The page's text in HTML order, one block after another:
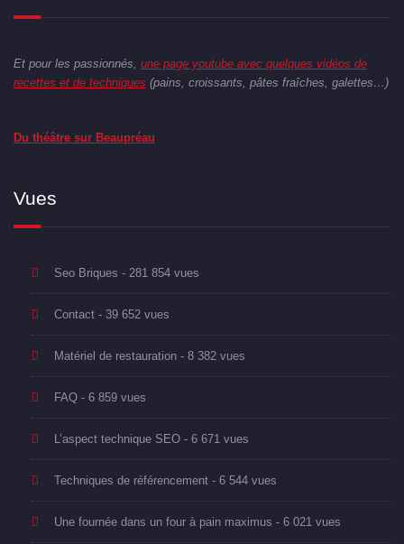
Et pour les passionnés, une page youtube avec quelques vidéos de
recettes et de techniques (pains, croissants, pâtes fraîches, galettes…)
Du théâtre sur Beaupréau
Vues
Seo Briques - 281 854 vues
Contact - 39 652 vues
Matériel de restauration - 8 382 vues
FAQ - 6 859 vues
L’aspect technique SEO - 6 671 vues
Techniques de référencement - 6 544 vues
Une fournée dans un four à pain maximus - 6 021 vues